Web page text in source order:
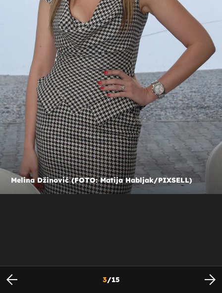
Melina Džinović (FOTO: Matija Habljak/PIXSELL)
3/15